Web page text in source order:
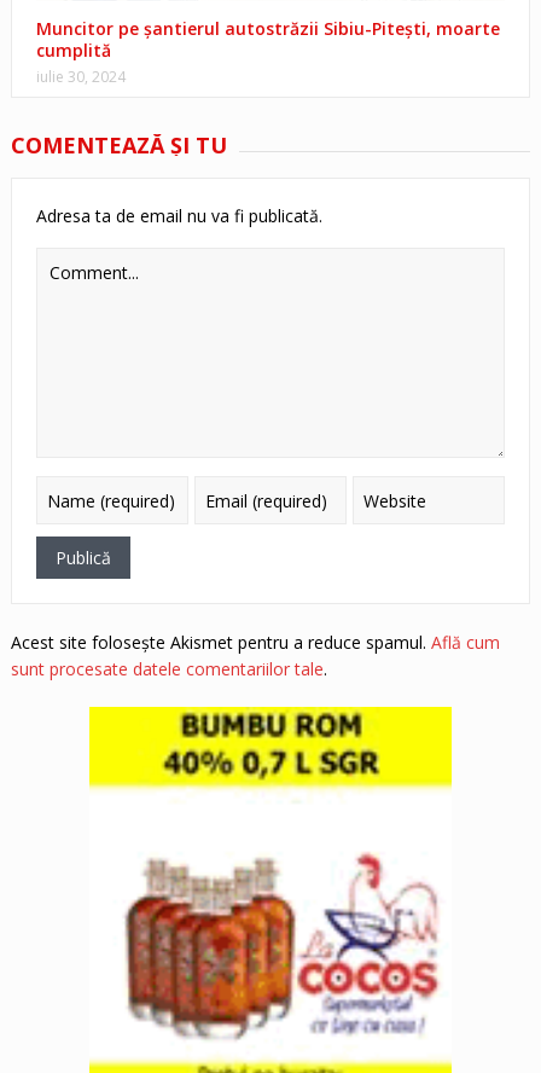
Muncitor pe șantierul autostrăzii Sibiu-Piteşti, moarte
cumplită
iulie 30, 2024
COMENTEAZĂ ŞI TU
Adresa ta de email nu va fi publicată.
Acest site folosește Akismet pentru a reduce spamul. Află cum
sunt procesate datele comentariilor tale.